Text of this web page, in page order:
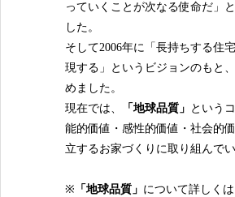
っていくことが次なる使命だ」
した。
そして2006年に「長持ちする住
現する」というビジョンのもと
めました。
現在では、
「地球品質」 という
能的価値・感性的価値・社会的
立するお家づくりに取り組んでい
※ 「地球品質」 について詳しく